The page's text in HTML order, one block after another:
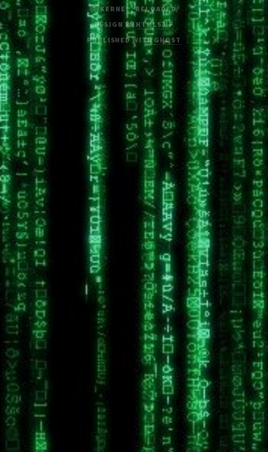
© /KERNEL_RELOADED/
DESIGN BY HTML5 UP
PUBLISHED WITHGHOST